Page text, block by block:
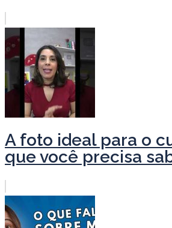
A foto ideal para o
que você precisa